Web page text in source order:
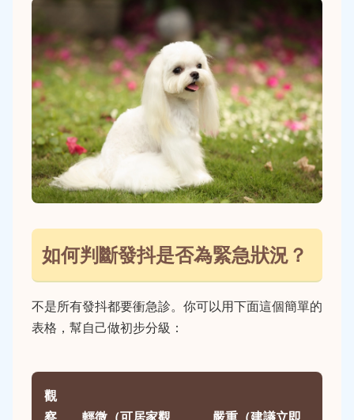
如何判斷發抖是否為緊急狀況？
不是所有發抖都要衝急診。你可以用下面這個簡單的
表格，幫自己做初步分級：
觀
察
輕微（可居家觀
嚴重（建議立即